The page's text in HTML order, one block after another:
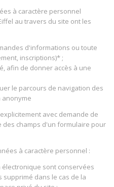
à caractère personnel
au travers du site ont les
d'informations ou toute
inscriptions)* ;
afin de donner accès à une
le parcours de navigation des
anonyme
avec demande de
des champs d'un formulaire pour
à caractère personnel :
sont conservées
dans le cas de la